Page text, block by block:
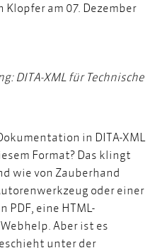
Klopferam 07. Dezember
DITA-XML für Technische
in DITA-XML
Format? Das klingt
wie von Zauberhand
oder einer
PDF, eine HTML-
Aber ist es
unter der